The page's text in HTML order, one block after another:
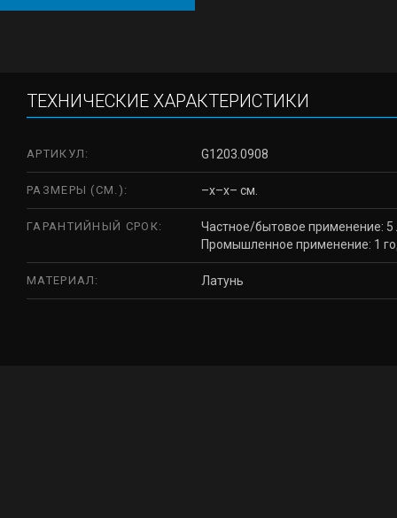
ТЕХНИЧЕСКИЕ ХАРАКТЕРИСТИКИ
АРТИКУЛ: G1203.0908
РАЗМЕРЫ (СМ.): –x–x– см.
ГАРАНТИЙНЫЙ СРОК:
Частное/бытовое применение: 5
Промышленное применение: 1
МАТЕРИАЛ: Латунь